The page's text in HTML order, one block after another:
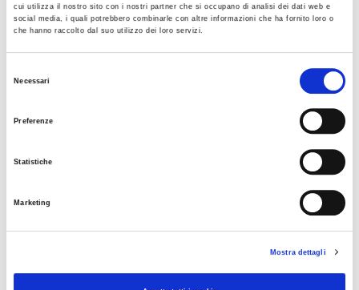
cui utilizza il nostro sito con i nostri partner che si occupano di analisi dei dati web e
social media, i quali potrebbero combinarle con altre informazioni che ha fornito loro o
che hanno raccolto dal suo utilizzo dei loro servizi.
Necessari
Preferenze
Statistiche
Marketing
Mostra dettagli
RIQUALIFICAZIONE DEI
COLLEGAMENTI TRA IL
CASELLO DELL'AUTOSTRADA
A31 VALDASTICO DI THIENE
GASPARONA
Il progetto definitivo di "Riqualificazione dei
A31 Valdastico di Thiene e la S.P. Nuova
Gasparona" ha l'obiettivo
di migliorare l'accessibilità dell'autostrada A31
Valdastico con la realizzazione di un collegamento